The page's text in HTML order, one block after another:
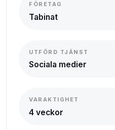
FÖRETAG
Tabinat
UTFÖRD TJÄNST
Sociala medier
VARAKTIGHET
4 veckor